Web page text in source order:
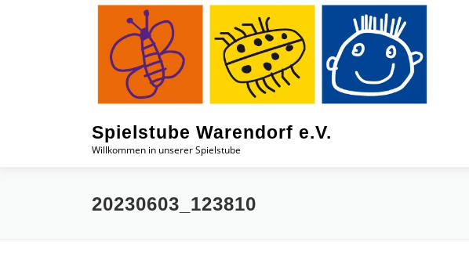
Spielstube Warendorf e.V.
Willkommen in unserer Spielstube
20230603_123810